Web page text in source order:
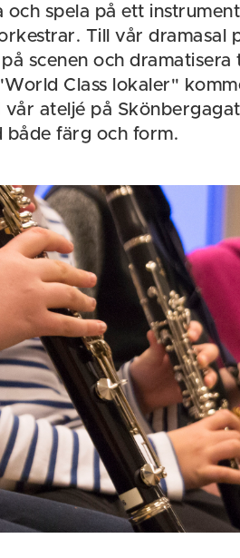
och spela på ett
Till vår dramasal
scenen och dramatisera
Class lokaler"
vår ateljé på
både färg och form.